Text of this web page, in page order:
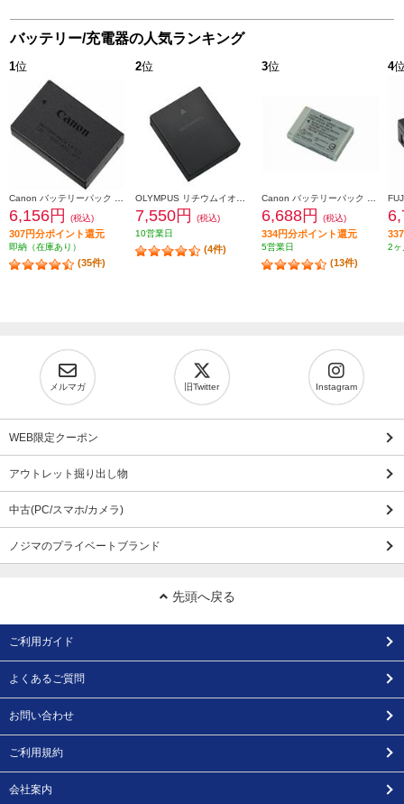
バッテリー/充電器の人気ランキング
1位
6,156円 (税込)
307円分ポイント還元
即納（在庫あり）
(35件)
2位
7,550円
(税込)
10営業日
(4件)
3位
6,688円 (税込)
334円分ポイント還元
5営業日
(13件)
4
2ヶ
メルマガ 旧Twitter Instagram
WEB限定クーポン
アウトレット掘り出し物
中古(PC/スマホ/カメラ)
ノジマのプライベートブランド
先頭へ戻る
ご利用ガイド
よくあるご質問
お問い合わせ
ご利用規約
会社案内